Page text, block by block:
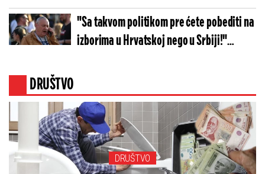
nestali (VIDEO)
"Sa takvom politikom pre ćete pobediti na
izborima u Hrvatskoj nego u Srbiji!"
DRUŠTVO
DRUŠTVO